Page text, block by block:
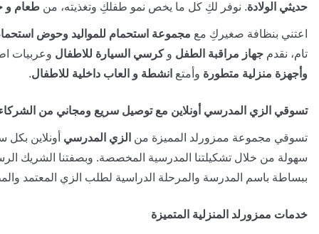
حديثي الولادة. نوفر لكِ كل ما يخص نمو طفلكِ وتغذيته، من طعام و
اعتني بنظافة صغيركِ مع مجموعة استحمام للمواليد وحوض
تام، نقدم جهاز مراقبة الطفل وكرسي السيارة للاطفال وعربيات
وأجهزة منزلية متطورة وأمتع انشطة و العاب داخلية للاطفال.
تسوقي الزي المدرسي أونلاين مع توصيل سريع ومجاني من
تسوقي مجموعة ممزورلد المميزة من الزي المدرسي أونلاين
سهولة من خلال تشكيلتنا المدرسية المخصصة. وبصفتنا الشريك
ببساطة باسم المدرسة والمرحلة الدراسية لطلب الزي المعتمد
خدمات ممزورلد المنزلية المتميزة